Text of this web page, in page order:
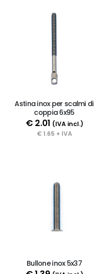
Astina inox per scalmi di
coppia 6x95
€ 2.01 (IVA incl.)
€ 1.65 + IVA
Bullone inox 5x37